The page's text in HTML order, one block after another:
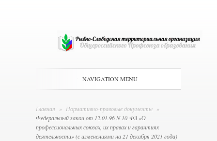
NAVIGATION MENU
Главная » Нормативно-правовые документы »
Федеральный закон от 12.01.96 N 10-ФЗ «О
профессиональных союзах, их правах и гарантиях
деятельности» (с изменениями на 21 декабря 2021 года)